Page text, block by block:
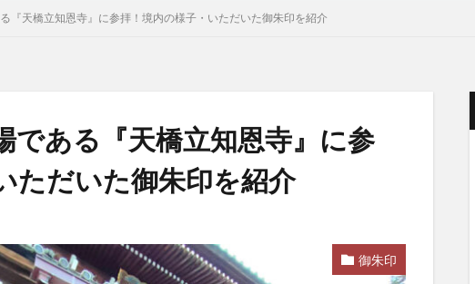
『天橋立知恩寺』に参拝！境内の様子・いただいた御朱印を紹介
である『天橋立知恩寺』に参
ただいた御朱印を紹介
御朱印